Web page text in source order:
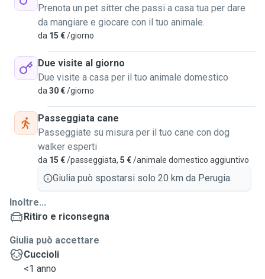
Prenota un pet sitter che passi a casa tua per dare
da mangiare e giocare con il tuo animale.
da 15 €/giorno
Due visite al giorno
Due visite a casa per il tuo animale domestico
da 30 €/giorno
Passeggiata cane
Passeggiate su misura per il tuo cane con dog
walker esperti
da 15 €/passeggiata, 5 €/animale domestico aggiuntivo
Giulia può spostarsi solo 20 km da Perugia.
Inoltre...
Ritiro e riconsegna
Giulia può accettare
Cuccioli
<1 anno